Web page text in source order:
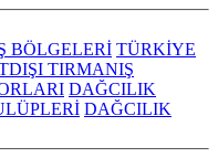
BÖLGELERİ TÜRKİYE
TIRMANIŞ
DAĞCILIK
DAĞCILIK